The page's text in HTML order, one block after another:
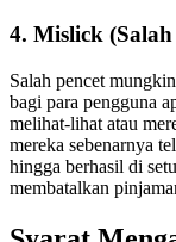
4. Mislick (Salah
Salah pencet
bagi para pengguna
melihat-lihat atau
mereka sebenarnya
hingga berhasil di
membatalkan